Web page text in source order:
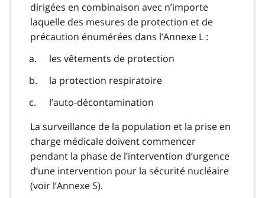
dirigées en combinaison avec n’importe
laquelle des mesures de protection et de
précaution énumérées dans l’Annexe L :
les vêtements de protection
la protection respiratoire
l’auto-décontamination
La surveillance de la population et la prise en
charge médicale doivent commencer
pendant la phase de l’intervention d’urgence
d’une intervention pour la sécurité nucléaire
(voir l’Annexe S).